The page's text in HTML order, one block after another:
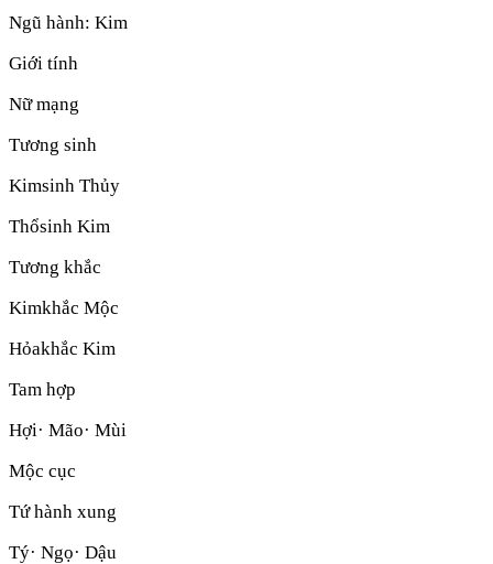
Ngũ hành: Kim
Giới tính
Nữ mạng
Tương sinh
Kimsinh Thủy
Thổsinh Kim
Tương khắc
Kimkhắc Mộc
Hỏakhắc Kim
Tam hợp
Hợi· Mão· Mùi
Mộc cục
Tứ hành xung
Tý· Ngọ· Dậu